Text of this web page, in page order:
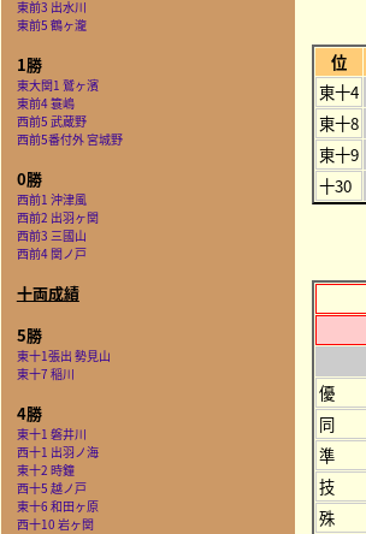
東前3 出水川
東前5 鶴ヶ瀧
1勝
東大関1 鷲ヶ濱
東前4 簑嶋
西前5 武蔵野
西前5番付外 宮城野
0勝
西前1 沖津風
西前2 出羽ヶ関
西前3 三國山
西前4 関ノ戸
十両成績
5勝
東十1張出 勢見山
東十7 稲川
4勝
東十1 磐井川
西十1 出羽ノ海
東十2 時鐘
西十5 越ノ戸
東十6 和田ヶ原
西十10 岩ヶ関
位
東十4
東十8
東十9
十30
優
同
準
技
殊